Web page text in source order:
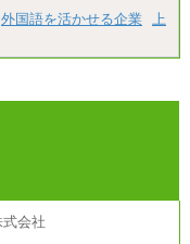
ル\337,000～
外国語を活かせる企業
上